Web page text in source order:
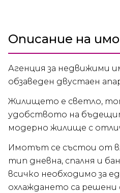
Описание на
Агенция за недвижими
обзаведен двустаен
Жилището е светло,
удобството на
модерно жилище с
Имотът се състои от
тип дневна, спалня и
всичко необходимо за
охлаждането са решени